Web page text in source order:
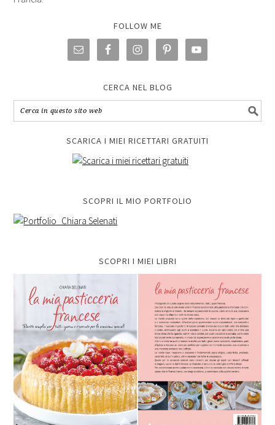
FOLLOW ME
CERCA NEL BLOG
SCARICA I MIEI RICETTARI GRATUITI
SCOPRI IL MIO PORTFOLIO
SCOPRI I MIEI LIBRI